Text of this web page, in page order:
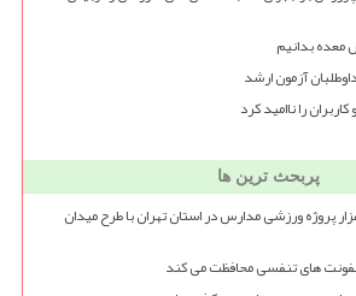
معده بدانیم
آزمون ارشد
پربحث ترین ها
پروژه ورزشی مدارس در استان تهران با طرح میدان
عفونت های تنفسی محافظت می کند